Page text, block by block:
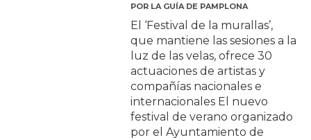
POR LA GUÍA DE PAMPLONA
El ‘Festival de la murallas’,
que mantiene las sesiones a la
luz de las velas, ofrece 30
actuaciones de artistas y
compañías nacionales e
internacionales El nuevo
festival de verano organizado
por el Ayuntamiento de